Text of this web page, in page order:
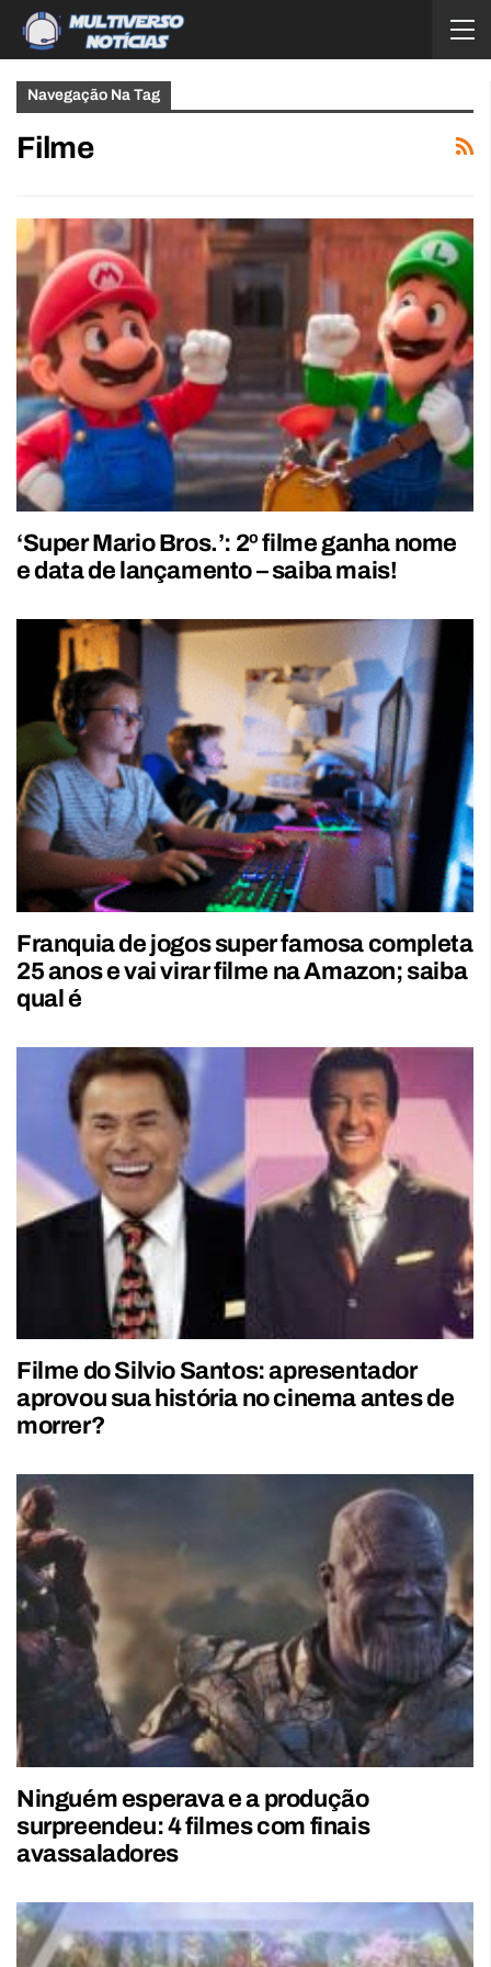
Navegação Na Tag
Filme
‘Super Mario Bros.’: 2º filme ganha nome
e data de lançamento – saiba mais!
Franquia de jogos super famosa completa
25 anos e vai virar filme na Amazon; saiba
qual é
Filme do Silvio Santos: apresentador
aprovou sua história no cinema antes de
morrer?
Ninguém esperava e a produção
surpreendeu: 4 filmes com finais
avassaladores